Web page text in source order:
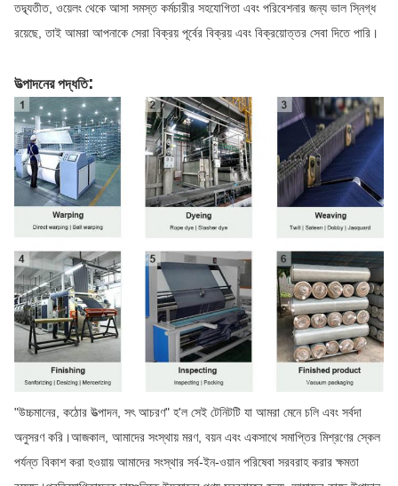
তদ্ব্যতীত, ওয়েলং থেকে আসা সমস্ত কর্মচারীর সহযোগিতা এবং পরিবেশনার জন্য ভাল স্নিগ্ধ
রয়েছে, তাই আমরা আপনাকে সেরা বিক্রয় পূর্বের বিক্রয় এবং বিক্রয়োত্তর সেবা দিতে পারি।
উত্পাদনের পদ্ধতি:
"উচ্চমানের, কঠোর উত্পাদন, সৎ আচরণ" হ'ল সেই টেনিটটি যা আমরা মেনে চলি এবং সর্বদা
অনুসরণ করি।আজকাল, আমাদের সংস্থায় মরণ, বয়ন এবং একসাথে সমাপ্তির মিশ্রণের স্কেল
পর্যন্ত বিকাশ করা হওয়ায় আমাদের সংস্থার সর্ব-ইন-ওয়ান পরিষেবা সরবরাহ করার ক্ষমতা